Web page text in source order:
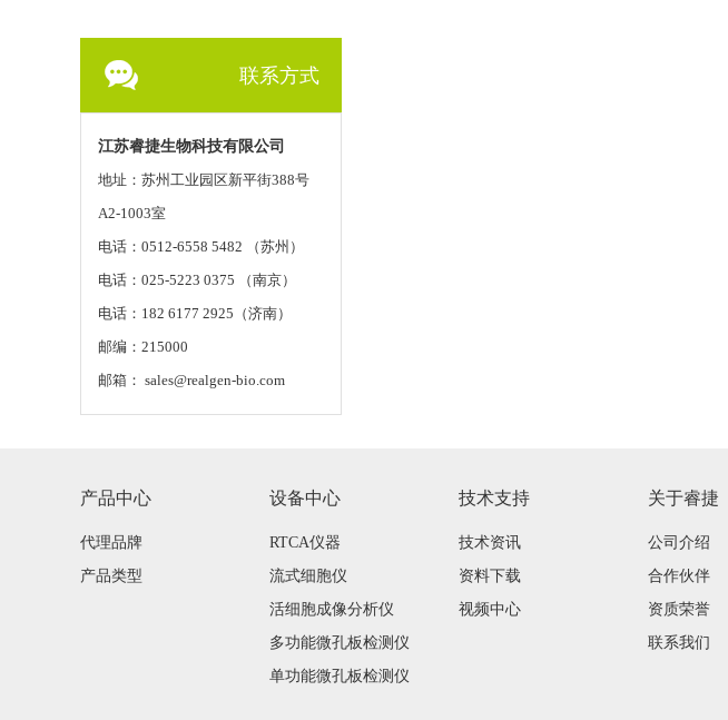
联系方式
江苏睿捷生物科技有限公司
地址：苏州工业园区新平街388号
A2-1003室
电话：0512-6558 5482 （苏州）
电话：025-5223 0375 （南京）
电话：182 6177 2925（济南）
邮编：215000
邮箱： sales@realgen-bio.com
产品中心
代理品牌
产品类型
设备中心
RTCA仪器
流式细胞仪
活细胞成像分析仪
多功能微孔板检测仪
单功能微孔板检测仪
技术支持
技术资讯
资料下载
视频中心
关于睿捷
公司介绍
合作伙伴
资质荣誉
联系我们